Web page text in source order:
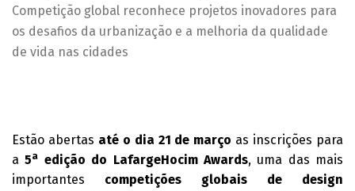
Competição global reconhece projetos inovadores para
os desafios da urbanização e a melhoria da qualidade
de vida nas cidades
Estão abertas até o dia 21 de março as inscrições para
a5a edição do LafargeHocim Awards, uma das mais
importantes competições globais de design